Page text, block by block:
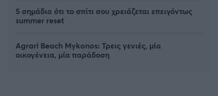
5 σημάδια ότι το σπίτι σου χρειάζεται επειγόντως
summer reset
Agrari Beach Mykonos: Τρεις γενιές, μία
οικογένεια, μία παράδοση